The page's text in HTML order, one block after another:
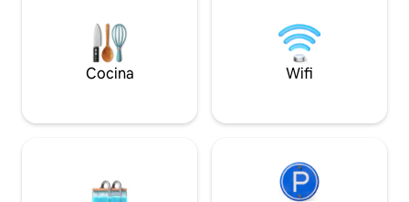
deportes acuáticos.
cercanos, puedes visitar el
castillo de San Felipe con el
hermoso de
Cocina Wifi